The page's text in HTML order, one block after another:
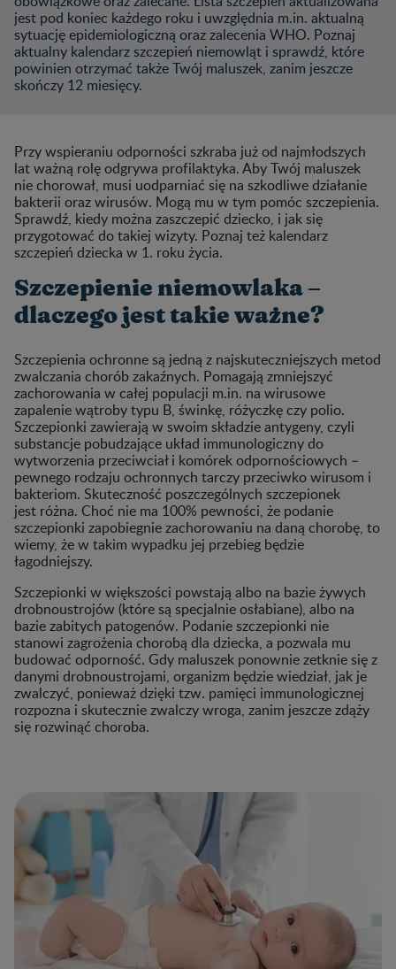
jest pod koniec każdego roku i uwzględnia m.in. aktualną
sytuację epidemiologiczną oraz zalecenia WHO. Poznaj
aktualny kalendarz szczepień niemowląt i sprawdź, które
powinien otrzymać także Twój maluszek, zanim jeszcze
skończy 12 miesięcy.
Przy wspieraniu odporności szkraba już od najmłodszych
lat ważną rolę odgrywa profilaktyka. Aby Twój maluszek
nie chorował, musi uodparniać się na szkodliwe działanie
bakterii oraz wirusów. Mogą mu w tym pomóc szczepienia.
Sprawdź, kiedy można zaszczepić dziecko, i jak się
przygotować do takiej wizyty. Poznaj też kalendarz
szczepień dziecka w 1. roku życia.
Szczepienie niemowlaka –
dlaczego jest takie ważne?
Szczepienia ochronne są jedną z najskuteczniejszych metod
zwalczania chorób zakaźnych. Pomagają zmniejszyć
zachorowania w całej populacji m.in. na wirusowe
zapalenie wątroby typu B, świnkę, różyczkę czy polio.
Szczepionki zawierają w swoim składzie antygeny, czyli
substancje pobudzające układ immunologiczny do
wytworzenia przeciwciał i komórek odpornościowych –
pewnego rodzaju ochronnych tarczy przeciwko wirusom i
bakteriom. Skuteczność poszczególnych szczepionek
jest różna. Choć nie ma 100% pewności, że podanie
szczepionki zapobiegnie zachorowaniu na daną chorobę, to
wiemy, że w takim wypadku jej przebieg będzie
łagodniejszy.
Szczepionki w większości powstają albo na bazie żywych
drobnoustrojów (które są specjalnie osłabiane), albo na
bazie zabitych patogenów. Podanie szczepionki nie
stanowi zagrożenia chorobą dla dziecka, a pozwala mu
budować odporność. Gdy maluszek ponownie zetknie się z
danymi drobnoustrojami, organizm będzie wiedział, jak je
zwalczyć, ponieważ dzięki tzw. pamięci immunologicznej
rozpozna i skutecznie zwalczy wroga, zanim jeszcze zdąży
się rozwinąć choroba.